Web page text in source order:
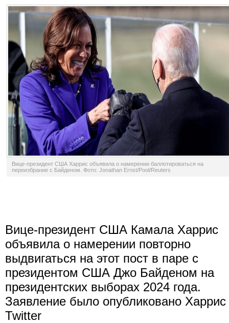
Вице-президент США Харрис объявила о намерении баллотироваться на
переизбрание с Байденом. Фото: Jonathan Ernst/Pool/Reuters
Вице-президент США Камала Харрис
объявила о намерении повторно
выдвигаться на этот пост в паре с
президентом США Джо Байденом на
президентских выборах 2024 года.
Заявление было опубликовано Харрис
Twitter